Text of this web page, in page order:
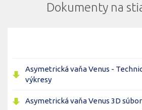
Dokumenty na
Asymetrická vaňa Venus -
výkresy
Asymetrická vaňa Venus 3D